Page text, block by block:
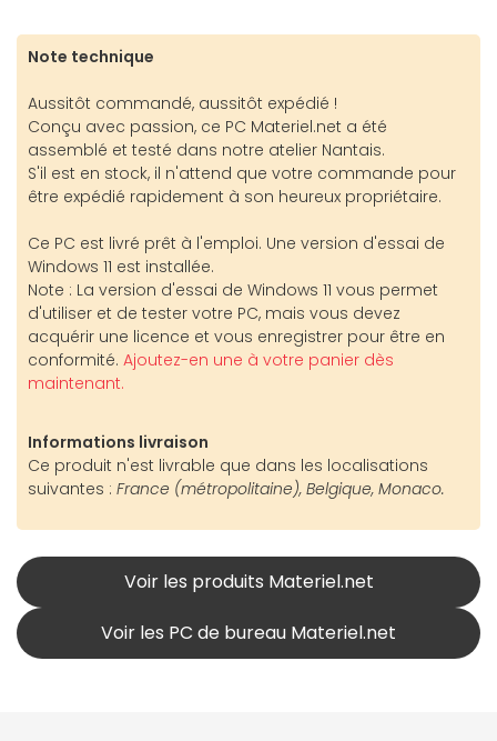
Note technique
Aussitôt commandé, aussitôt expédié !
Conçu avec passion, ce PC Materiel.net a été
assemblé et testé dans notre atelier Nantais.
S'il est en stock, il n'attend que votre commande pour
être expédié rapidement à son heureux propriétaire.
Ce PC est livré prêt à l'emploi. Une version d'essai de
Windows 11 est installée.
Note : La version d'essai de Windows 11 vous permet
d'utiliser et de tester votre PC, mais vous devez
acquérir une licence et vous enregistrer pour être en
conformité. Ajoutez-en une à votre panier dès
maintenant.
Informations livraison
Ce produit n'est livrable que dans les localisations
suivantes : France (métropolitaine), Belgique, Monaco.
Voir les produits Materiel.net
Voir les PC de bureau Materiel.net